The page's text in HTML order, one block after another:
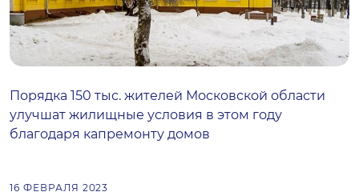
Порядка 150 тыс. жителей Московской области
улучшат жилищные условия в этом году
благодаря капремонту домов
16 ФЕВРАЛЯ 2023